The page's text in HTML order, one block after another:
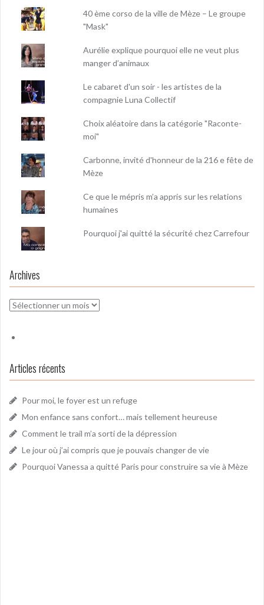
40 ème corso de la ville de Mèze – Le groupe
"Mask"
Aurélie explique pourquoi elle ne veut plus
manger d’animaux
Le cabaret d'un soir - les artistes de la
compagnie Luna Collectif
Choix aléatoire dans la catégorie "Raconte-
moi"
Carbonne, invité d'honneur de la 216 e fête de
Mèze
Ce que le mépris m’a appris sur les relations
humaines
Pourquoi j'ai quitté la sécurité chez Carrefour
Archives
Archives
Articles récents
Pour moi, le foyer est un refuge
Mon enfance sans confort… mais tellement heureuse
Comment le trail m’a sorti de la dépression
Le jour où j’ai compris que je pouvais changer de vie
Pourquoi Vanessa a quitté Paris pour construire sa vie à Mèze